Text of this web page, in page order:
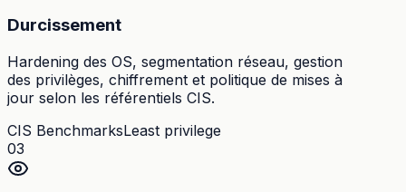
Durcissement
Hardening des OS, segmentation réseau, gestion
des privilèges, chiffrement et politique de mises à
jour selon les référentiels CIS.
CIS BenchmarksLeast privilege
03